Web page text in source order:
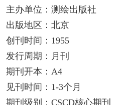
主办单位：测绘出版社
出版地区：北京
创刊时间：1955
发行周期：月刊
期刊开本：A4
见刊时间：1-3个月
期刊级别：CSCD核心期刊